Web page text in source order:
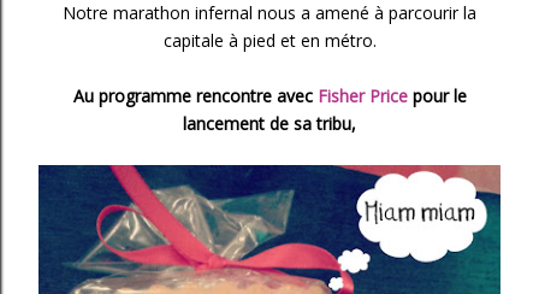
Notre marathon infernal nous a amené à parcourir la
capitale à pied et en métro.
Au programme rencontre avec Fisher Pricepour le
lancement de sa tribu,